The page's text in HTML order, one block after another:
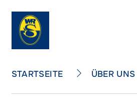
STARTSEITE ÜBER UNS